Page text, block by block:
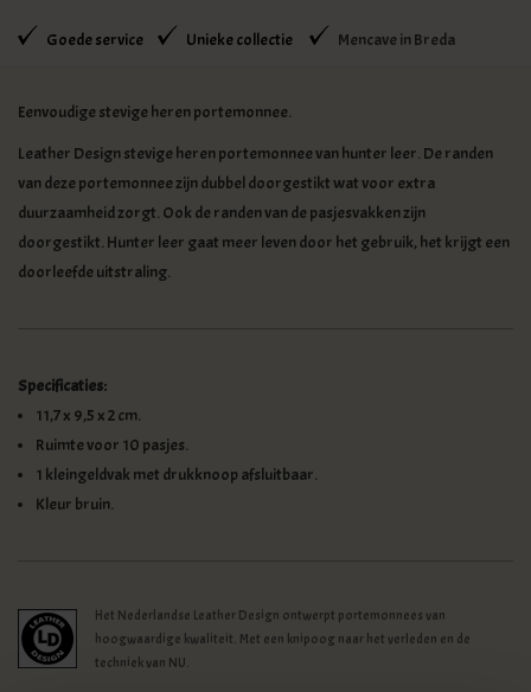
Goede service Unieke collectie Mencave in Breda
Eenvoudige stevige heren portemonnee.
Leather Design stevige heren portemonnee van hunter leer. De randen
van deze portemonnee zijn dubbel doorgestikt wat voor extra
duurzaamheid zorgt. Ook de randen van de pasjesvakken zijn
doorgestikt. Hunter leer gaat meer leven door het gebruik, het krijgt een
doorleefde uitstraling.
Specificaties:
11,7 x 9,5 x 2 cm.
Ruimte voor 10 pasjes.
1 kleingeldvak met drukknoop afsluitbaar.
Kleur bruin.
Het Nederlandse Leather Design ontwerpt portemonnees van
hoogwaardige kwaliteit. Met een knipoog naar het verleden en de
techniek van NU.